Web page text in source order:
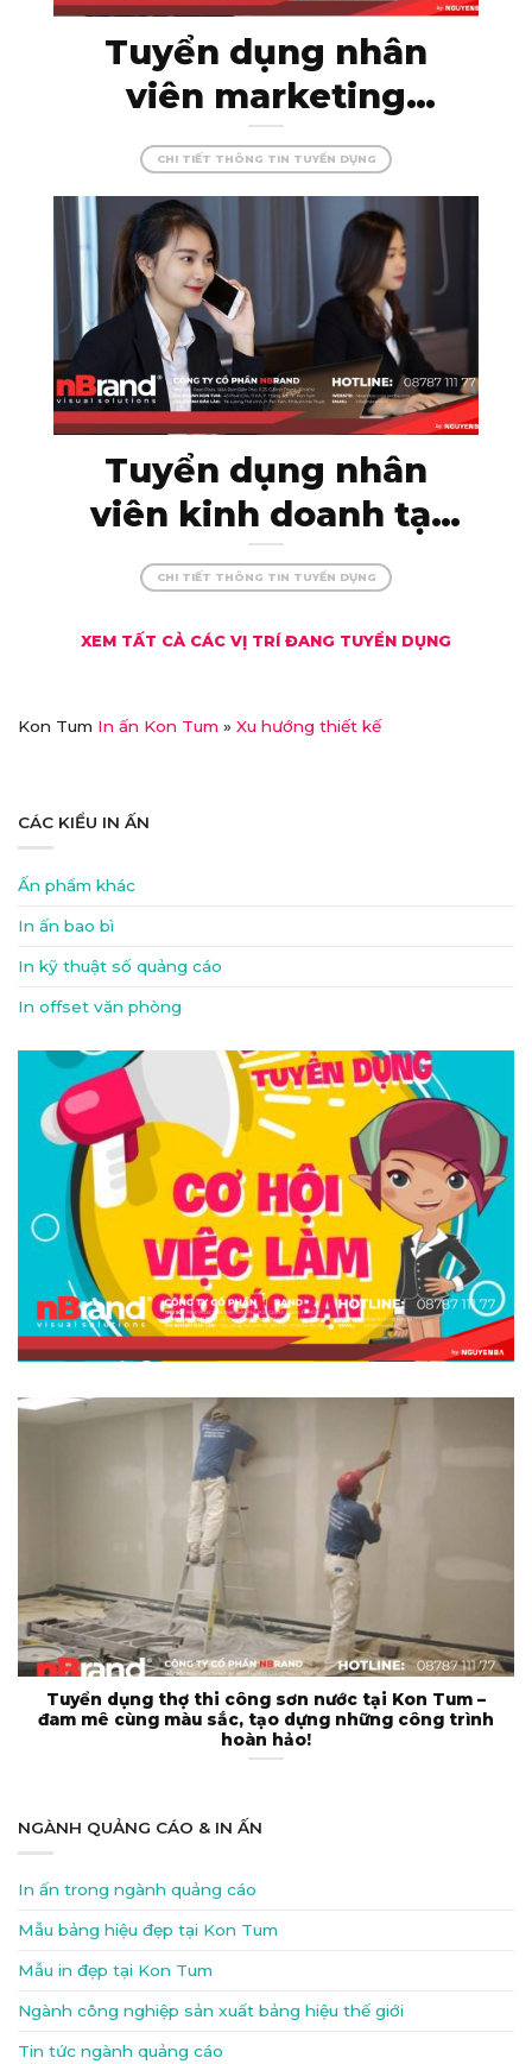
Tuyển dụng nhân
viên marketing
online – thỏa sức
sáng tạo cùng
nBrand!
CHI TIẾT THÔNG TIN TUYỂN DỤNG
Tuyển dụng nhân
viên kinh doanh tại
Kon Tum – thu nhập
khủng, đãi ngộ xịn!
CHI TIẾT THÔNG TIN TUYỂN DỤNG
XEM TẤT CẢ CÁC VỊ TRÍ ĐANG TUYỂN DỤNG
Kon Tum In ấn Kon Tum » Xu hướng thiết kế
CÁC KIỂU IN ẤN
Ấn phẩm khác
In ấn bao bì
In kỹ thuật số quảng cáo
In offset văn phòng
Tuyển dụng thợ thi công sơn nước tại Kon Tum –
đam mê cùng màu sắc, tạo dựng những công trình
hoàn hảo!
NGÀNH QUẢNG CÁO & IN ẤN
In ấn trong ngành quảng cáo
Mẫu bảng hiệu đẹp tại Kon Tum
Mẫu in đẹp tại Kon Tum
Ngành công nghiệp sản xuất bảng hiệu thế giới
Tin tức ngành quảng cáo